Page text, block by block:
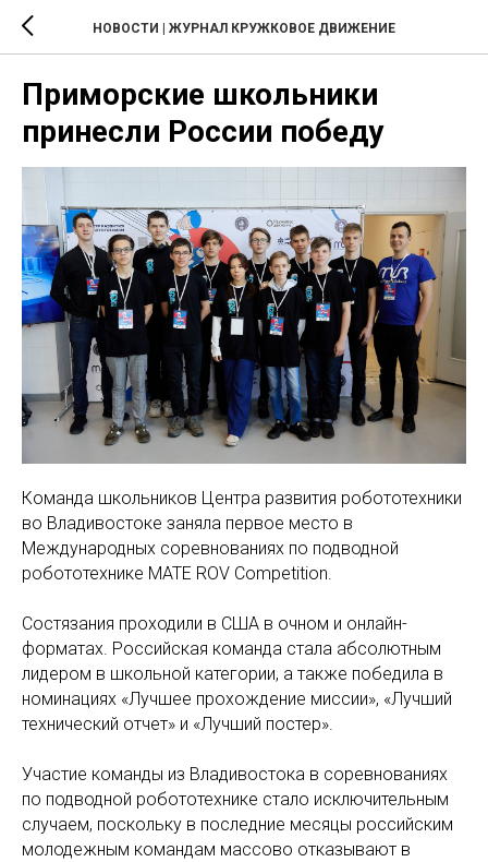
НОВОСТИ | ЖУРНАЛ КРУЖКОВОЕ ДВИЖЕНИЕ
Приморские школьники
принесли России победу
Команда школьников Центра развития робототехники
во Владивостоке заняла первое место в
Международных соревнованиях по подводной
робототехнике MATE ROV Competition.
Состязания проходили в США в очном и онлайн-
форматах. Российская команда стала абсолютным
лидером в школьной категории, а также победила в
номинациях «Лучшее прохождение миссии», «Лучший
технический отчет» и «Лучший постер».
Участие команды из Владивостока в соревнованиях
по подводной робототехнике стало исключительным
случаем, поскольку в последние месяцы российским
молодежным командам массово отказывают в